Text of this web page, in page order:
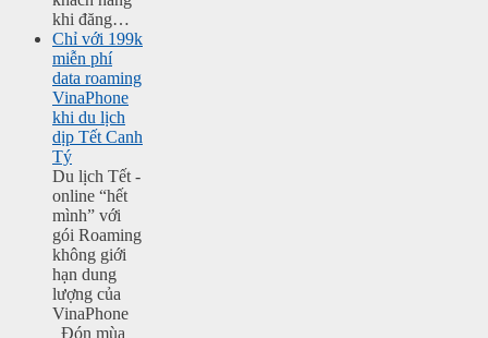
khi đăng…
Chỉ với 199k
miễn phí
data roaming
VinaPhone
khi du lịch
dịp Tết Canh
Tý
Du lịch Tết -
online “hết
mình” với
gói Roaming
không giới
hạn dung
lượng của
VinaPhone
Đón mùa